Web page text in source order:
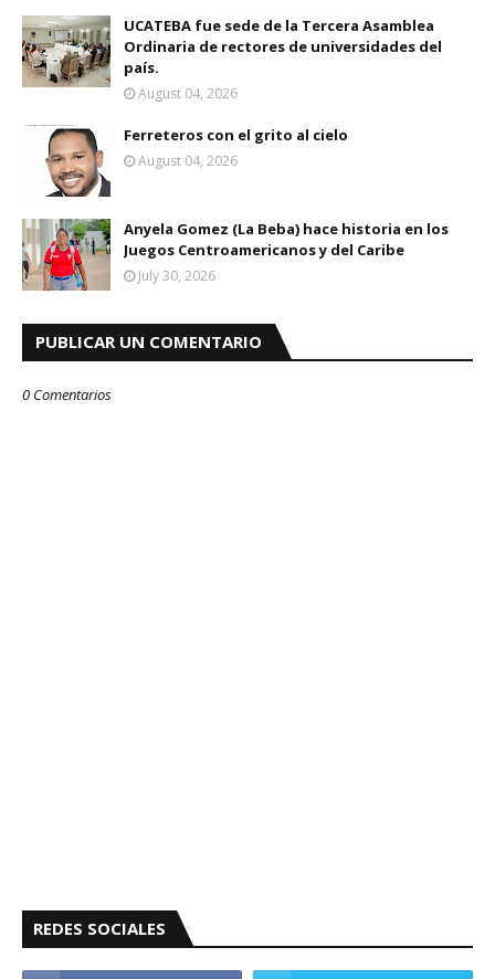
UCATEBA fue sede de la Tercera Asamblea
Ordinaria de rectores de universidades del
país.
August 04, 2026
Ferreteros con el grito al cielo
August 04, 2026
Anyela Gomez (La Beba) hace historia en los
Juegos Centroamericanos y del Caribe
July 30, 2026
PUBLICAR UN COMENTARIO
0 Comentarios
REDES SOCIALES